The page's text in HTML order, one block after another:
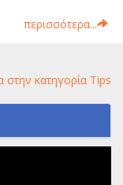
περισσότερα...
στην κατηγορία Tips